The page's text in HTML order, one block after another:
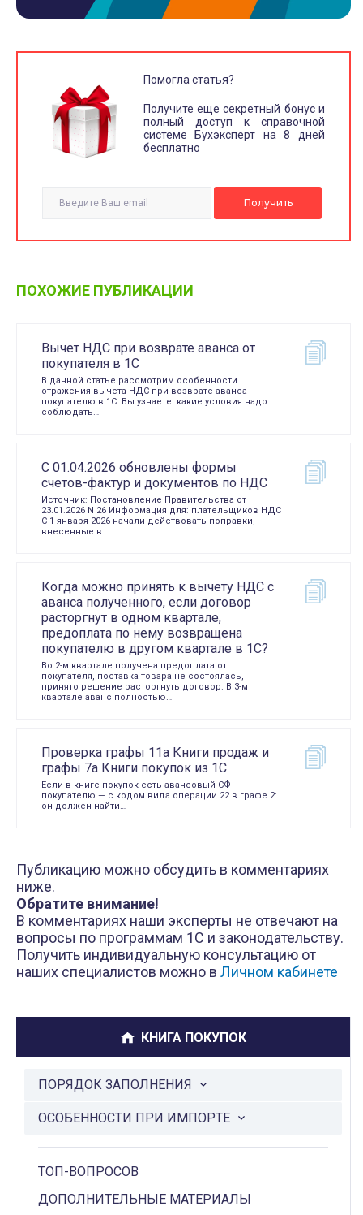
Помогла статья?
Получите еще секретный бонус и
полный доступ к справочной
системе Бухэксперт на 8 дней
бесплатно
ПОХОЖИЕ ПУБЛИКАЦИИ
Вычет НДС при возврате аванса от
покупателя в 1С
В данной статье рассмотрим особенности
отражения вычета НДС при возврате аванса
покупателю в 1С. Вы узнаете: какие условия надо
соблюдать…
С 01.04.2026 обновлены формы
счетов-фактур и документов по НДС
Источник: Постановление Правительства от
23.01.2026 N 26 Информация для: плательщиков НДС
С 1 января 2026 начали действовать поправки,
внесенные в…
Когда можно принять к вычету НДС с
аванса полученного, если договор
расторгнут в одном квартале,
предоплата по нему возвращена
покупателю в другом квартале в 1С?
Во 2-м квартале получена предоплата от
покупателя, поставка товара не состоялась,
принято решение расторгнуть договор. В 3-м
квартале аванс полностью…
Проверка графы 11а Книги продаж и
графы 7а Книги покупок из 1С
Если в книге покупок есть авансовый СФ
покупателю — с кодом вида операции 22 в графе 2:
он должен найти…
Публикацию можно обсудить в комментариях
ниже.
Обратите внимание!
В комментариях наши эксперты не отвечают на
вопросы по программам 1С и законодательству.
Получить индивидуальную консультацию от
наших специалистов можно в Личном кабинете
КНИГА ПОКУПОК
ПОРЯДОК ЗАПОЛНЕНИЯ
ОСОБЕННОСТИ ПРИ ИМПОРТЕ
ТОП-ВОПРОСОВ
ДОПОЛНИТЕЛЬНЫЕ МАТЕРИАЛЫ